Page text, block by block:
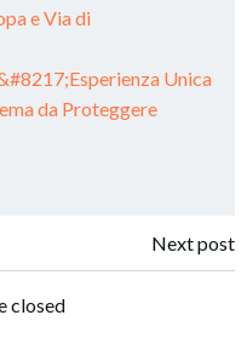
e Via di
Unica
da Proteggere
Next post
closed